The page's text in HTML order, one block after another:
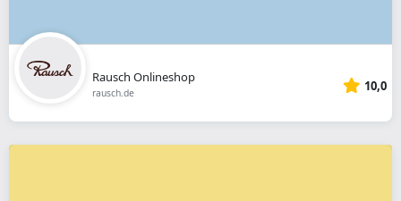
Rausch Onlineshop
rausch.de 10,0